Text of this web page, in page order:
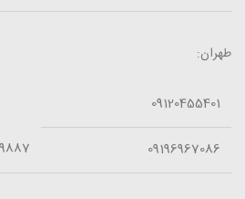
طهران:
09120455401
09196967086